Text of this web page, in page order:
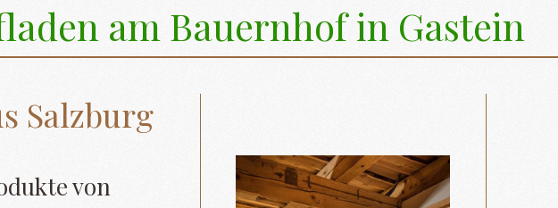
am Bauernhof in Gastein
Salzburg
von